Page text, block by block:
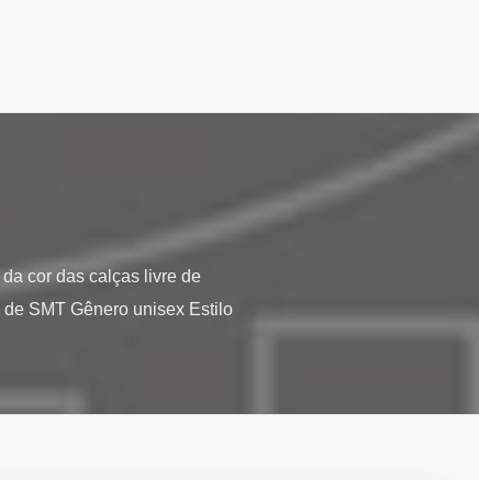
cor das calças livre de
SMT Gênero unisex Estilo